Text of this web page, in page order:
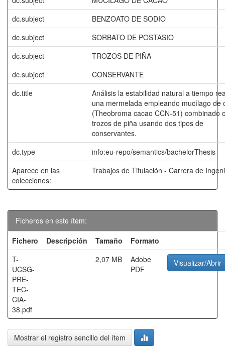
dc.subject
BENZOATO DE SODIO
dc.subject
SORBATO DE POSTASIO
dc.subject
TROZOS DE PIÑA
dc.subject
CONSERVANTE
dc.title
Análisis la estabilidad natural a tiempo
una mermelada empleando mucílago de
(Theobroma cacao CCN-51) combinado
trozos de piña usando dos tipos de
conservantes.
dc.type
info:eu-repo/semantics/bachelorThesis
Aparece en las
colecciones:
Trabajos de Titulación - Carrera de
Ficheros en este ítem:
Fichero
Descripción Tamaño
Formato
T-
UCSG-
PRE-
TEC-
CIA-
38.pdf
2,07 MB
Adobe
PDF
Visualizar/Abrir
Mostrar el registro sencillo del ítem